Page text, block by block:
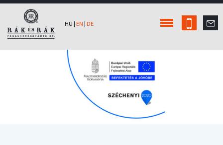
HU | EN | DE